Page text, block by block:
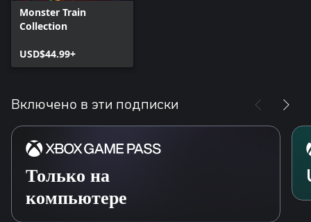
Monster Train
Collection
USD$44.99+
Включено в эти подписки
Только на
компьютере